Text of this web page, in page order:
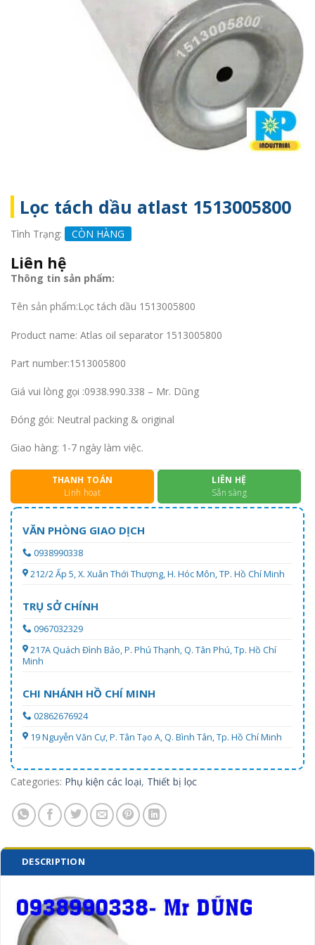
Lọc tách dầu atlast 1513005800
Tình Trạng: CÒN HÀNG
Liên hệ
Thông tin sản phẩm:
Tên sản phẩm:Lọc tách dầu 1513005800
Product name: Atlas oil separator 1513005800
Part number:1513005800
Giá vui lòng gọi :0938.990.338 – Mr. Dũng
Đóng gói: Neutral packing & original
Giao hàng: 1-7 ngày làm việc.
THANH TOÁN
Linh hoạt
LIÊN HỆ
Sẵn sàng
VĂN PHÒNG GIAO DỊCH
0938990338
212/2 Ấp 5, X. Xuân Thới Thượng, H. Hóc Môn, TP. Hồ Chí Minh
TRỤ SỞ CHÍNH
0967032329
217A Quách Đình Bảo, P. Phú Thạnh, Q. Tân Phú, Tp. Hồ Chí
Minh
CHI NHÁNH HỒ CHÍ MINH
02862676924
19 Nguyễn Văn Cự, P. Tân Tạo A, Q. Bình Tân, Tp. Hồ Chí Minh
Categories: Phụ kiện các loại, Thiết bị lọc
DESCRIPTION